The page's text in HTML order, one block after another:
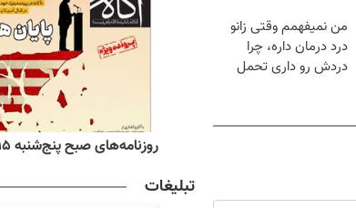
من نمیفهمم وقتی زانو
درد درمان داره، چرا
دردش رو داری تحمل
روزنامه‌های صبح پنج‌شنبه ۱۵ مرداد ۱۴۰۵
تبلیغات